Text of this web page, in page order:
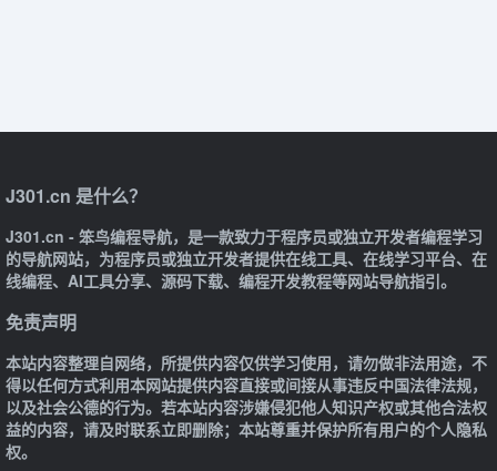
J301.cn 是什么？
J301.cn - 笨鸟编程导航，是一款致力于程序员或独立开发者编程学习
的导航网站，为程序员或独立开发者提供在线工具、在线学习平台、在
线编程、AI工具分享、源码下载、编程开发教程等网站导航指引。
免责声明
本站内容整理自网络，所提供内容仅供学习使用，请勿做非法用途，不
得以任何方式利用本网站提供内容直接或间接从事违反中国法律法规，
以及社会公德的行为。若本站内容涉嫌侵犯他人知识产权或其他合法权
益的内容，请及时联系立即删除；本站尊重并保护所有用户的个人隐私
权。